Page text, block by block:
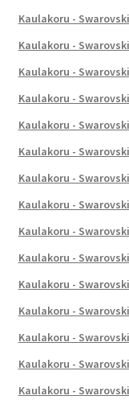
Kaulakoru -
Kaulakoru -
Kaulakoru -
Kaulakoru -
Kaulakoru -
Kaulakoru -
Kaulakoru -
Kaulakoru -
Kaulakoru -
Kaulakoru -
Kaulakoru -
Kaulakoru -
Kaulakoru -
Kaulakoru -
Kaulakoru -